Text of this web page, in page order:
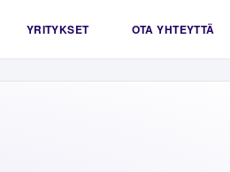
YRITYKSET OTA YHTEYTTÄ